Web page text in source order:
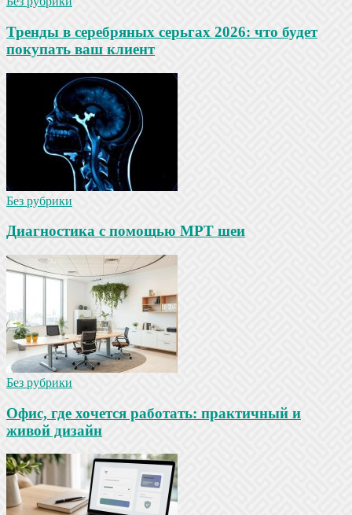
Тренды в серебряных серьгах 2026: что будет
покупать ваш клиент
Без рубрики
Диагностика с помощью МРТ шеи
Без рубрики
Офис, где хочется работать: практичный и
живой дизайн